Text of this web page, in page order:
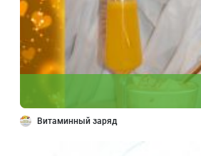
Витаминный заряд